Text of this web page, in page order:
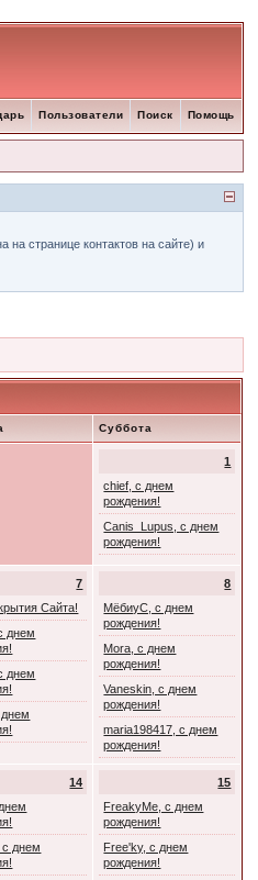
Помощь
Поиск
Пользователи
странице контактов на сайте) и
Суббота
1
chief, с днем
рождения!
Canis_Lupus, с днем
рождения!
7
Сайта!
днем
днем
8
МёбиуС, с днем
рождения!
Mora, с днем
рождения!
Vaneskin, с днем
рождения!
maria198417, с днем
рождения!
14
с днем
15
FreakyMe, с днем
рождения!
Free'ky, с днем
рождения!